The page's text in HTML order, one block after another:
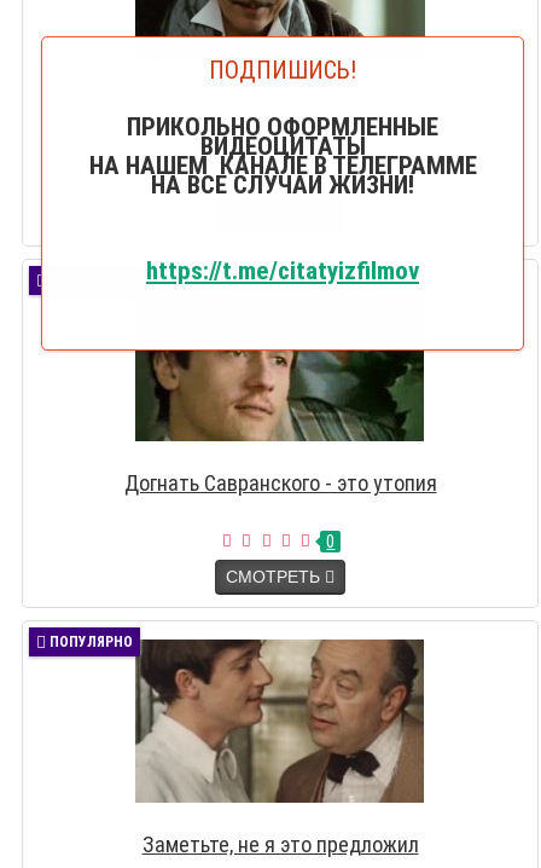
Добро защищают мерзавцы, а злу служат мученики
и герои
0
Догнать Савранского - это утопия
0
СМОТРЕТЬ
ПОПУЛЯРНО
Заметьте, не я это предложил
ПОДПИШИСЬ!
ПРИКОЛЬНО ОФОРМЛЕННЫЕ
ВИДЕОЦИТАТЫ
НА НАШЕМ КАНАЛЕ В ТЕЛЕГРАММЕ
НА ВСЕ СЛУЧАИ ЖИЗНИ!
https://t.me/citatyizfilmov